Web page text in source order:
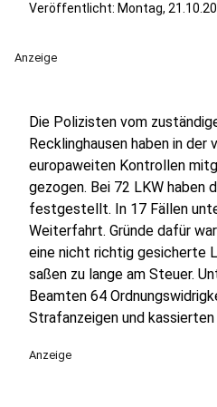
Veröffentlicht: Montag,
Anzeige
Die Polizisten vom
Recklinghausen haben in der
europaweiten Kontrollen
gezogen. Bei 72 LKW haben
festgestellt. In 17 Fällen
Weiterfahrt. Gründe dafür
eine nicht richtig gesicherte
saßen zu lange am Steuer.
Beamten 64
Strafanzeigen und
Anzeige